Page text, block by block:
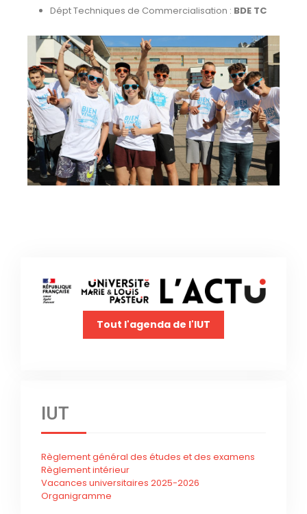
Dépt Techniques de Commercialisation : BDE TC
Tout l'agenda de l'IUT
IUT
Règlement général des études et des examens
Règlement intérieur
Vacances universitaires 2025-2026
Organigramme